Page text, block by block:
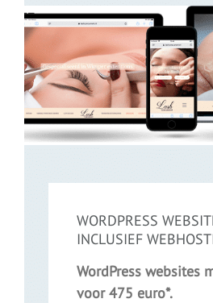
WORDPRESS
INCLUSIEF
WordPress websites
voor 475 euro*.